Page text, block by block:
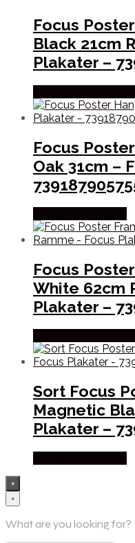
Focus
Black 21cm
Plakater –
Focus
Oak 31cm –
Focus
White 62cm
Plakater –
Sort Focus
Magnetic
Plakater –
×
×
What are you looking for?